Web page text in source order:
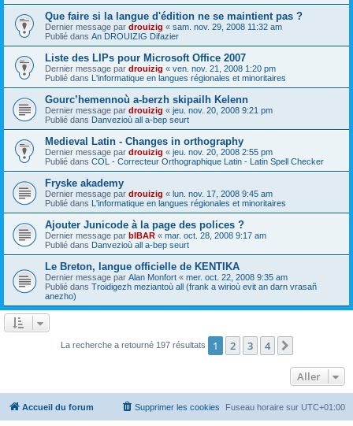
Que faire si la langue d'édition ne se maintient pas ?
Dernier message par drouizig « sam. nov. 29, 2008 11:32 am
Publié dans An DROUIZIG Difazier
Liste des LIPs pour Microsoft Office 2007
Dernier message par drouizig « ven. nov. 21, 2008 1:20 pm
Publié dans L'informatique en langues régionales et minoritaires
Gourc’hemennoù a-berzh skipailh Kelenn
Dernier message par drouizig « jeu. nov. 20, 2008 9:21 pm
Publié dans Danvezioù all a-bep seurt
Medieval Latin - Changes in orthography
Dernier message par drouizig « jeu. nov. 20, 2008 2:55 pm
Publié dans COL - Correcteur Orthographique Latin - Latin Spell Checker
Fryske akademy
Dernier message par drouizig « lun. nov. 17, 2008 9:45 am
Publié dans L'informatique en langues régionales et minoritaires
Ajouter Junicode à la page des polices ?
Dernier message par bIBAR « mar. oct. 28, 2008 9:17 am
Publié dans Danvezioù all a-bep seurt
Le Breton, langue officielle de KENTIKA
Dernier message par Alan Monfort « mer. oct. 22, 2008 9:35 am
Publié dans Troidigezh meziantoù all (frank a wirioù evit an darn vrasañ
anezho)
La recherche a retourné 197 résultats 1 2 3 4
Aller
Accueil du forum Fuseau horaire sur UTC+01:00
Supprimer les cookies